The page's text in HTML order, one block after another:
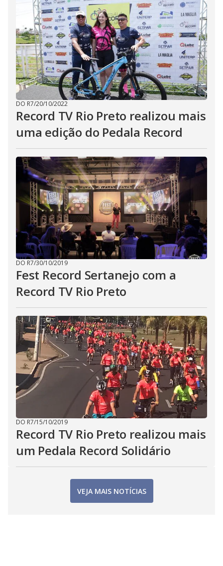
DO R7/20/10/2022
Record TV Rio Preto realizou mais
uma edição do Pedala Record
DO R7/30/10/2019
Fest Record Sertanejo com a
Record TV Rio Preto
DO R7/15/10/2019
Record TV Rio Preto realizou mais
um Pedala Record Solidário
VEJA MAIS NOTÍCIAS